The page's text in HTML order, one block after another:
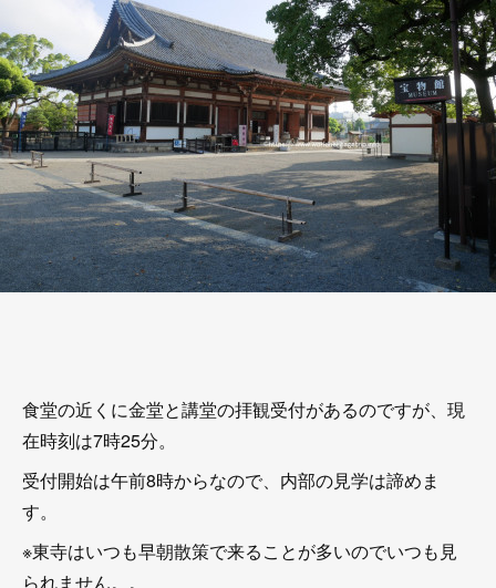
食堂の近くに金堂と講堂の拝観受付があるのですが、現
在時刻は7時25分。
受付開始は午前8時からなので、内部の見学は諦めま
す。
※東寺はいつも早朝散策で来ることが多いのでいつも見
られません。。